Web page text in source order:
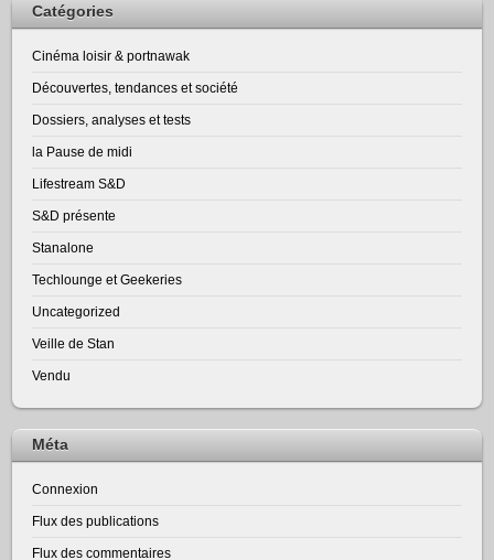
Catégories
Cinéma loisir & portnawak
Découvertes, tendances et société
Dossiers, analyses et tests
la Pause de midi
Lifestream S&D
S&D présente
Stanalone
Techlounge et Geekeries
Uncategorized
Veille de Stan
Vendu
Méta
Connexion
Flux des publications
Flux des commentaires